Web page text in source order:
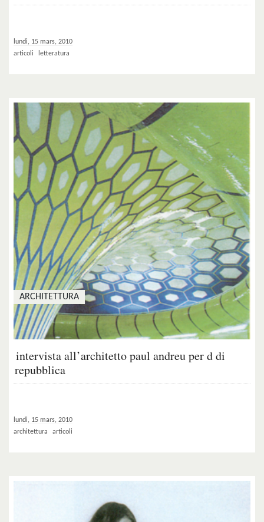
lundi, 15 mars, 2010
articoli
letteratura
ARCHITETTURA
intervista all’architetto paul andreu per d di
repubblica
lundi, 15 mars, 2010
architettura
articoli